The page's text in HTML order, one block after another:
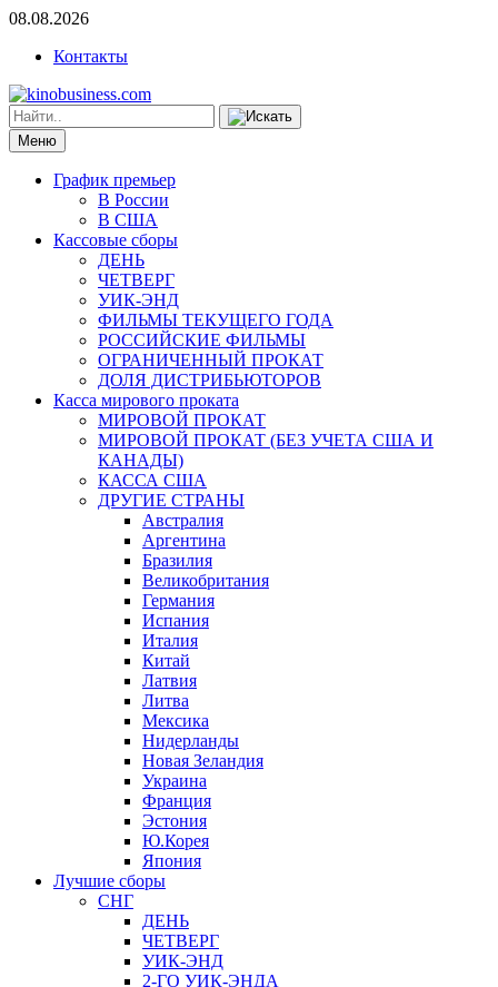
08.08.2026
Контакты
Меню
График премьер
В России
В США
Кассовые сборы
ДЕНЬ
ЧЕТВЕРГ
УИК-ЭНД
ФИЛЬМЫ ТЕКУЩЕГО ГОДА
РОССИЙСКИЕ ФИЛЬМЫ
ОГРАНИЧЕННЫЙ ПРОКАТ
ДОЛЯ ДИСТРИБЬЮТОРОВ
Касса мирового проката
МИРОВОЙ ПРОКАТ
МИРОВОЙ ПРОКАТ (БЕЗ УЧЕТА США И
КАНАДЫ)
КАССА США
ДРУГИЕ СТРАНЫ
Австралия
Аргентина
Бразилия
Великобритания
Германия
Испания
Италия
Китай
Латвия
Литва
Мексика
Нидерланды
Новая Зеландия
Украина
Франция
Эстония
Ю.Корея
Япония
Лучшие сборы
СНГ
ДЕНЬ
ЧЕТВЕРГ
УИК-ЭНД
2-ГО УИК-ЭНДА